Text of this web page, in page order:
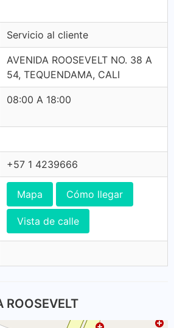
Servicio al cliente
AVENIDA ROOSEVELT NO. 38 A
54, TEQUENDAMA, CALI
08:00 A 18:00
+57 1 4239666
Mapa Cómo llegar
Vista de calle
ROOSEVELT